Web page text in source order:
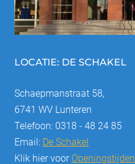
LOCATIE: DE SCHAKEL
Schaepmanstraat 58,
6741 WV Lunteren
Telefoon: 0318 - 48 24 85
Email: De Schakel
Klik hier voor Openingstijden